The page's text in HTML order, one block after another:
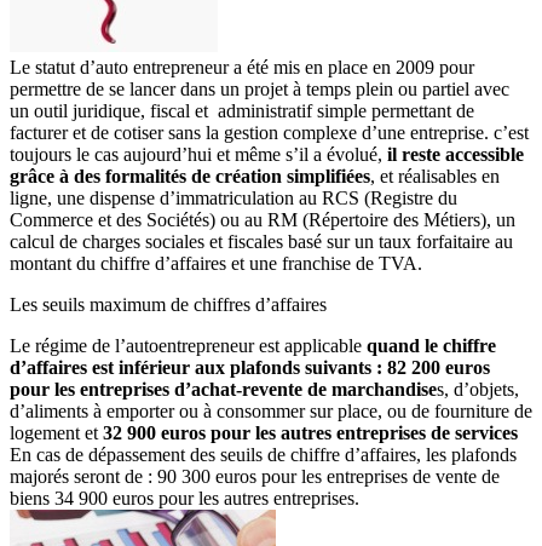
Le statut d’auto entrepreneur a été mis en place en 2009 pour
permettre de se lancer dans un projet à temps plein ou partiel avec
un outil juridique, fiscal et administratif simple permettant de
facturer et de cotiser sans la gestion complexe d’une entreprise. c’est
toujours le cas aujourd’hui et même s’il a évolué, il reste accessible
grâce à des formalités de création simplifiées, et réalisables en
ligne, une dispense d’immatriculation au RCS (Registre du
Commerce et des Sociétés) ou au RM (Répertoire des Métiers), un
calcul de charges sociales et fiscales basé sur un taux forfaitaire au
montant du chiffre d’affaires et une franchise de TVA.
Les seuils maximum de chiffres d’affaires
Le régime de l’autoentrepreneur est applicable quand le chiffre
d’affaires est inférieur aux plafonds suivants : 82 200 euros
pour les entreprises d’achat-revente de marchandises, d’objets,
d’aliments à emporter ou à consommer sur place, ou de fourniture de
logement et 32 900 euros pour les autres entreprises de services
En cas de dépassement des seuils de chiffre d’affaires, les plafonds
majorés seront de : 90 300 euros pour les entreprises de vente de
biens 34 900 euros pour les autres entreprises.